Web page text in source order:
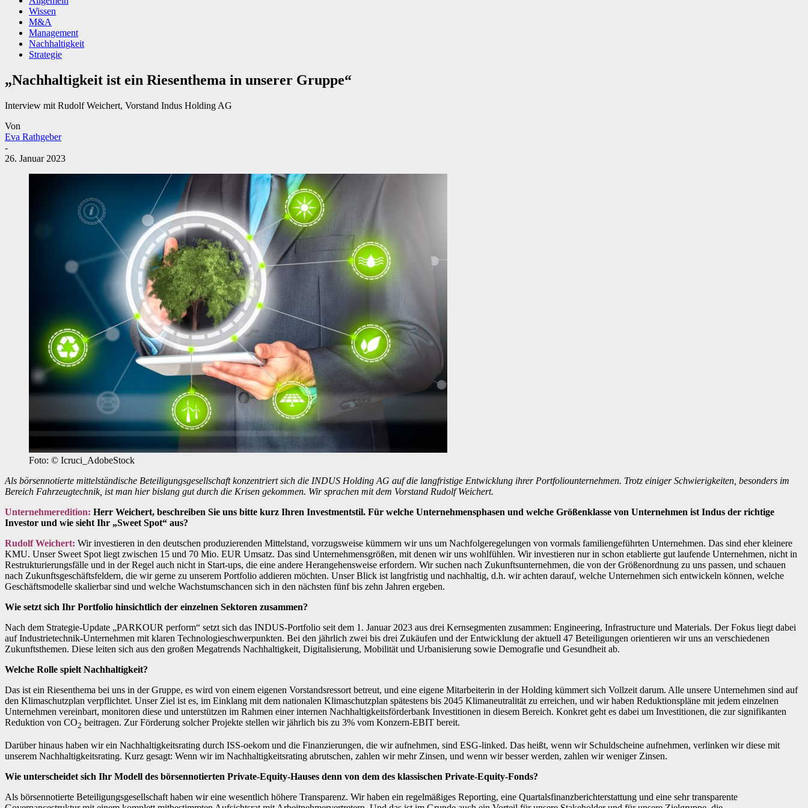
Wissen
M&A
Management
Nachhaltigkeit
Strategie
„Nachhaltigkeit ist ein Riesenthema in unserer Gruppe“
Interview mit Rudolf Weichert, Vorstand Indus Holding AG
Von
Eva Rathgeber
-
26. Januar 2023
Foto: © Icruci_AdobeStock
Als börsennotierte mittelständische Beteiligungsgesellschaft konzentriert sich die INDUS Holding AG auf die langfristige Entwicklung ihrer Portfoliounternehmen. Trotz einiger Schwierigkeiten, besonders im
Bereich Fahrzeugtechnik, ist man hier bislang gut durch die Krisen gekommen. Wir sprachen mit dem Vorstand Rudolf Weichert.
Unternehmeredition: Herr Weichert, beschreiben Sie uns bitte kurz Ihren Investmentstil. Für welche Unternehmensphasen und welche Größenklasse von Unternehmen ist Indus der richtige
Investor und wie sieht Ihr „Sweet Spot“ aus?
Rudolf Weichert: Wir investieren in den deutschen produzierenden Mittelstand, vorzugsweise kümmern wir uns um Nachfolgeregelungen von vormals familiengeführten Unternehmen. Das sind eher kleinere
KMU. Unser Sweet Spot liegt zwischen 15 und 70 Mio. EUR Umsatz. Das sind Unternehmensgrößen, mit denen wir uns wohlfühlen. Wir investieren nur in schon etablierte gut laufende Unternehmen, nicht in
Restrukturierungsfälle und in der Regel auch nicht in Start-ups, die eine andere Herangehensweise erfordern. Wir suchen nach Zukunftsunternehmen, die von der Größenordnung zu uns passen, und schauen
nach Zukunftsgeschäftsfeldern, die wir gerne zu unserem Portfolio addieren möchten. Unser Blick ist langfristig und nachhaltig, d.h. wir achten darauf, welche Unternehmen sich entwickeln können, welche
Geschäftsmodelle skalierbar sind und welche Wachstumschancen sich in den nächsten fünf bis zehn Jahren ergeben.
Wie setzt sich Ihr Portfolio hinsichtlich der einzelnen Sektoren zusammen?
Nach dem Strategie-Update „PARKOUR perform“ setzt sich das INDUS-Portfolio seit dem 1. Januar 2023 aus drei Kernsegmenten zusammen: Engineering, Infrastructure und Materials. Der Fokus liegt dabei
auf Industrietechnik-Unternehmen mit klaren Technologieschwerpunkten. Bei den jährlich zwei bis drei Zukäufen und der Entwicklung der aktuell 47 Beteiligungen orientieren wir uns an verschiedenen
Zukunftsthemen. Diese leiten sich aus den großen Megatrends Nachhaltigkeit, Digitalisierung, Mobilität und Urbanisierung sowie Demografie und Gesundheit ab.
Welche Rolle spielt Nachhaltigkeit?
Das ist ein Riesenthema bei uns in der Gruppe, es wird von einem eigenen Vorstandsressort betreut, und eine eigene Mitarbeiterin in der Holding kümmert sich Vollzeit darum. Alle unsere Unternehmen sind auf
den Klimaschutzplan verpflichtet. Unser Ziel ist es, im Einklang mit dem nationalen Klimaschutzplan spätestens bis 2045 Klimaneutralität zu erreichen, und wir haben Reduktionspläne mit jedem einzelnen
Unternehmen vereinbart, monitoren diese und unterstützen im Rahmen einer internen Nachhaltigkeitsförderbank Investitionen in diesem Bereich. Konkret geht es dabei um Investitionen, die zur signifikanten
Reduktion von CO2 beitragen. Zur Förderung solcher Projekte stellen wir jährlich bis zu 3% vom Konzern-EBIT bereit.
Darüber hinaus haben wir ein Nachhaltigkeitsrating durch ISS-oekom und die Finanzierungen, die wir aufnehmen, sind ESG-linked. Das heißt, wenn wir Schuldscheine aufnehmen, verlinken wir diese mit
unserem Nachhaltigkeitsrating. Kurz gesagt: Wenn wir im Nachhaltigkeitsrating abrutschen, zahlen wir mehr Zinsen, und wenn wir besser werden, zahlen wir weniger Zinsen.
Wie unterscheidet sich Ihr Modell des börsennotierten Private-Equity-Hauses denn von dem des klassischen Private-Equity-Fonds?
Als börsennotierte Beteiligungsgesellschaft haben wir eine wesentlich höhere Transparenz. Wir haben ein regelmäßiges Reporting, eine Quartalsfinanzberichterstattung und eine sehr transparente